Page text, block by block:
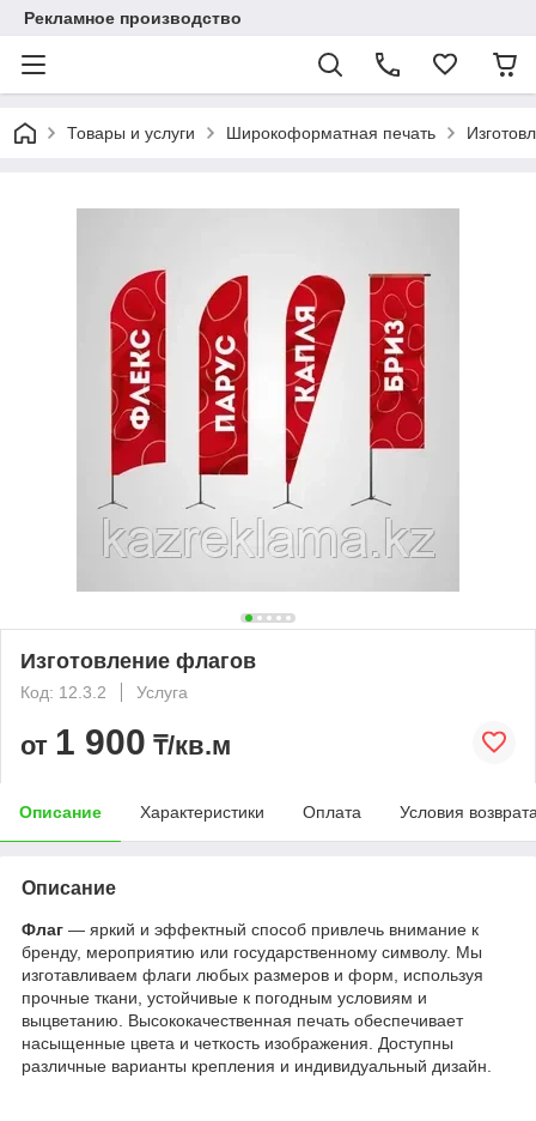
Рекламное производство
Товары и услуги Широкоформатная печать
Изготовление флагов
Код: 12.3.2 Услуга
от 1 900 ₸/кв.м
Описание Характеристики Оплата Условия
Описание
Флаг — яркий и эффектный способ привлечь внимание к
бренду, мероприятию или государственному символу. Мы
изготавливаем флаги любых размеров и форм, используя
прочные ткани, устойчивые к погодным условиям и
выцветанию. Высококачественная печать обеспечивает
насыщенные цвета и четкость изображения. Доступны
различные варианты крепления и индивидуальный дизайн.